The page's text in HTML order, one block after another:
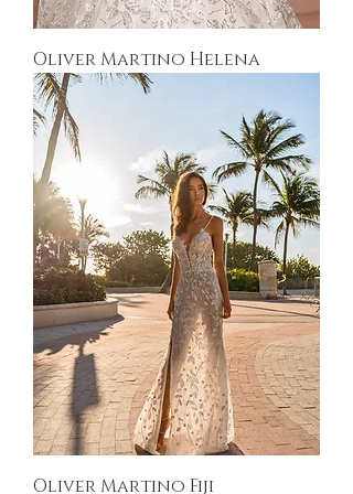
Oliver Martino Helena
Oliver Martino Fiji